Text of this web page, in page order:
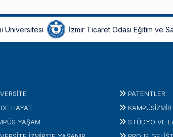
Üniversitesi İzmir Ticaret Odası Eğitim ve
HAYAT
YAŞAM
PATENTLER
KAMPÜSİZMIR
STÜDYO VE